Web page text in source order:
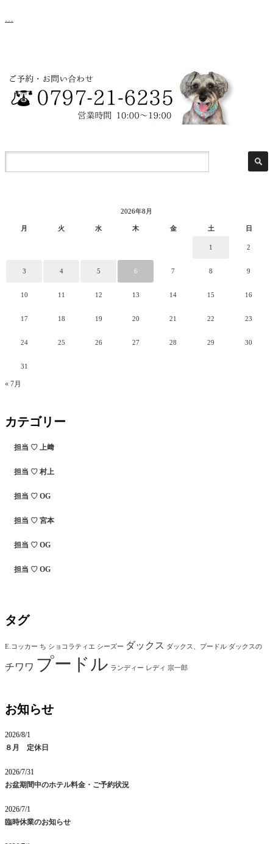
2026年8月
月 火 水 木 金 土 日
1 2
3 4 5 6 7 8 9
10 11 12 13 14 15 16
17 18 19 20 21 22 23
24 25 26 27 28 29 30
31
« 7月
カテゴリー
担当 ♡ 上﨑
担当 ♡ 村上
担当 ♡ OG
担当 ♡ 宮本
担当 ♡ OG
担当 ♡ OG
タグ
E.コッカー ち ショコラティエ シーズー ダックス ダックス、プードル ダックスの
チワワ プードル ランディー レディ 宗一郎
お知らせ
2026/8/1
８月 定休日
2026/7/31
お盆期間中のホテル料金・ご予約状況
2026/7/1
臨時休業のお知らせ